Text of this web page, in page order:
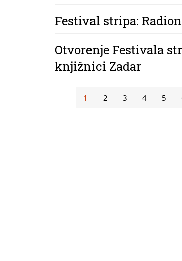
Festival stripa:
Otvorenje Festivala
knjižnici Zadar
Stranice
1 2 3 4 5